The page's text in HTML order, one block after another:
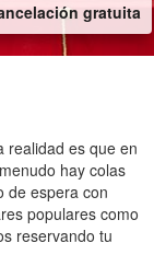
gratuita
realidad es que en
hay colas
de espera con
populares como
reservando tu